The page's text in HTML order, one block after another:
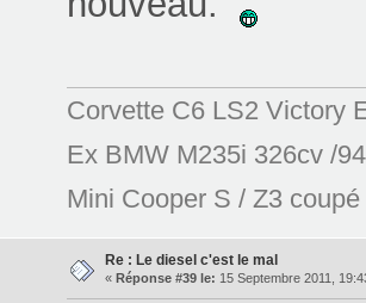
Corvette C6 LS2 Victory
Ex BMW M235i 326cv /
Mini Cooper S / Z3
Re : Le diesel c'est le mal
« Réponse #39 le: 15 Septembre 2011,